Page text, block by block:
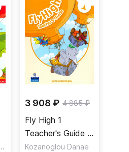
3 908 ₽ 4 885 ₽
Fly High 1
Teacher's Guide /
Книга для
Kozanoglou Danae